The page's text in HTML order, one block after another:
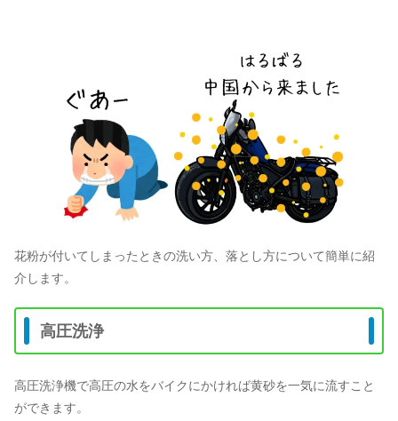
花粉が付いてしまったときの洗い方、落とし方について簡単に紹
介します。
高圧洗浄
高圧洗浄機で高圧の水をバイクにかければ黄砂を一気に流すこと
ができます。